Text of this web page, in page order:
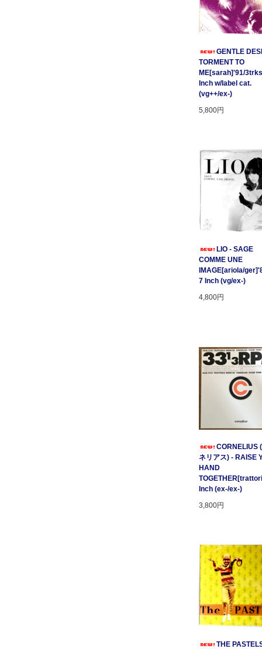
GENTLE
TORMENT TO
ME[sarah]'91/
Inch w/label cat.
(vg++/ex-)
5,800円
LIO - SAGE
COMME UNE
IMAGE[ariola/
7 Inch (vg/ex-)
4,800円
CORNELIUS
ネリアス) - RAISE
HAND
Inch (ex-/ex-)
3,800円
THE